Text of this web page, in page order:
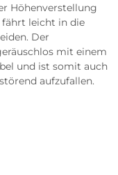
Höhenverstellung
leicht in die
Der
mit einem
und ist somit auch
aufzufallen.